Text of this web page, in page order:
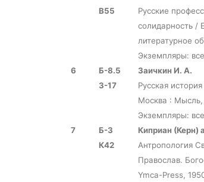
В55
Русские
солидарность
литературное
Экземпляры:
6
Б-8.5
З-17
Заичкин И. А.
Русская
Москва :
Экземпляры:
7
Б-3
К42
Киприан (Керн)
Антропология
Православ.
Ymca-Press,